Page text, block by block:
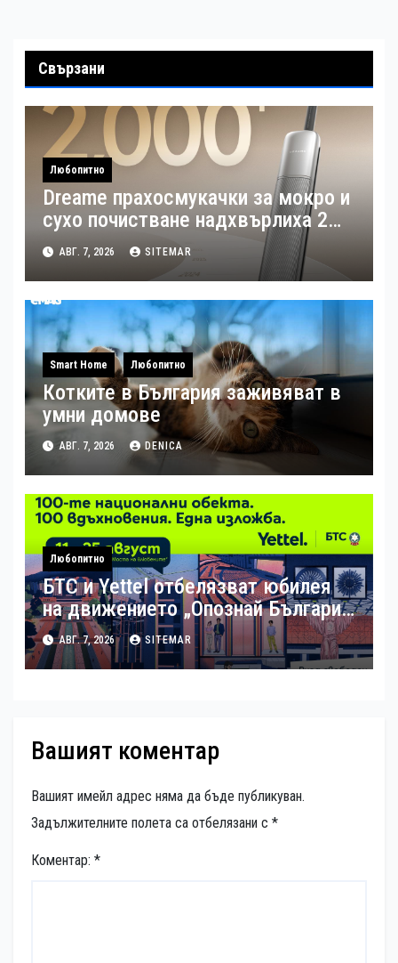
Свързани
Любопитно
Dreame прахосмукачки за мокро и
сухо почистване надхвърлиха 2
000 патентни заявки в световен
мащаб
АВГ. 7, 2026 SITEMAR
Smart Home Любопитно
Котките в България заживяват в
умни домове
АВГ. 7, 2026 DENICA
Любопитно
БТС и Yettel отбелязват юбилея
на движението „Опознай България
– 100 национални туристически
обекта“ със специална изложба в
София
АВГ. 7, 2026 SITEMAR
Вашият коментар
Вашият имейл адрес няма да бъде публикуван.
Задължителните полета са отбелязани с *
Коментар: *